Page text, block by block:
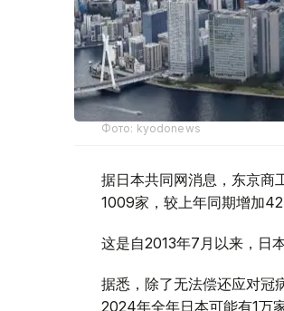
Фото: kyodonews
据日本共同网消息，东京商
1009家，较上年同期增加
这是自2013年7月以来，日
据悉，除了无法偿还应对冠
2024年全年日本可能有1万